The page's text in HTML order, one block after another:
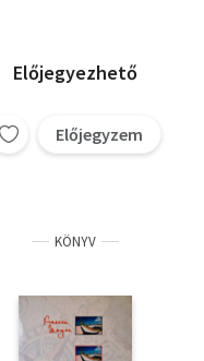
Előjegyezhető
Előjegyzem
KÖNYV